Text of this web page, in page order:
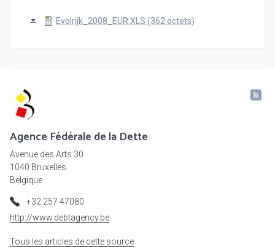
Evolrijk_2008_EUR.XLS (362 octets)
Agence Fédérale de la Dette
Avenue des Arts 30
1040 Bruxelles
Belgique
+32 257 47080
http://www.debtagency.be
Tous les articles de cette source